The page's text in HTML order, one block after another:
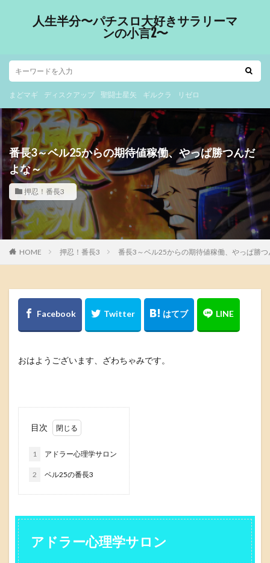
人生半分〜パチスロ大好きサラリーマ
ンの小言2〜
まどマギ ディスクアップ 聖闘士星矢 ギルクラ リゼロ
番長3～ベル25からの期待値稼働、やっぱ勝つんだ
よな～
押忍！番長3
HOME 押忍！番長3 番長3～ベル25からの期待値稼働、やっぱ勝
おはようございます、ざわちゃみです。
目次
1 アドラー心理学サロン
2 ベル25の番長3
アドラー心理学サロン